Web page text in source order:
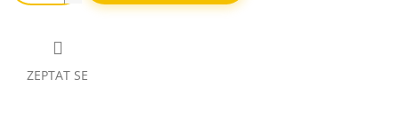
ZEPTAT SE